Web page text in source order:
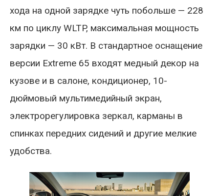
хода на одной зарядке чуть побольше — 228
км по циклу WLTP, максимальная мощность
зарядки — 30 кВт. В стандартное оснащение
версии Extreme 65 входят медный декор на
кузове и в салоне, кондиционер, 10-
дюймовый мультимедийный экран,
электрорегулировка зеркал, карманы в
спинках передних сидений и другие мелкие
удобства.